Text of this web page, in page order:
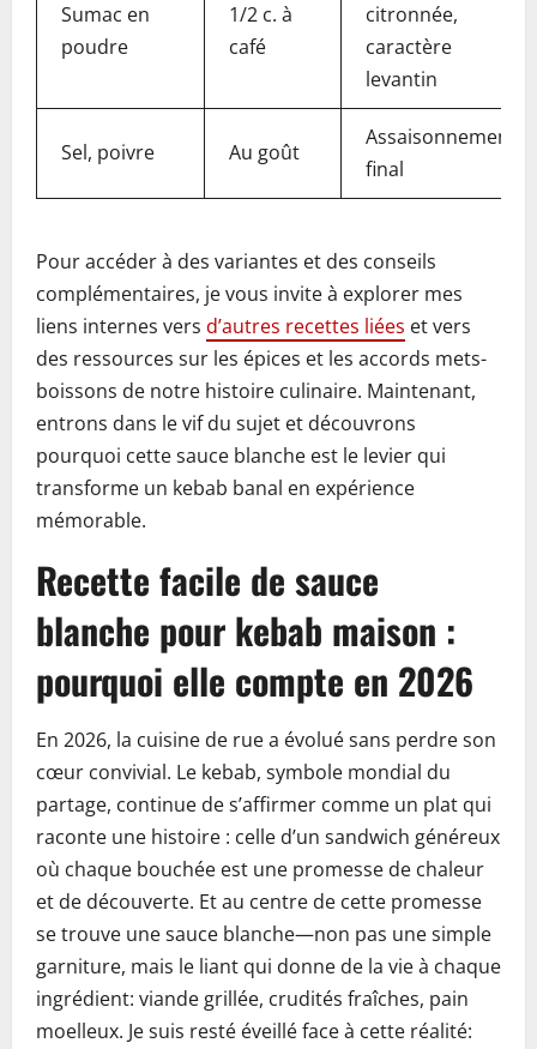
Sumac en
poudre
1/2 c. à
café
citronnée,
caractère
levantin
Sel, poivre Au goût
Assaisonnement
final
Pour accéder à des variantes et des conseils
complémentaires, je vous invite à explorer mes
liens internes vers d’autres recettes liées et vers
des ressources sur les épices et les accords mets-
boissons de notre histoire culinaire. Maintenant,
entrons dans le vif du sujet et découvrons
pourquoi cette sauce blanche est le levier qui
transforme un kebab banal en expérience
mémorable.
Recette facile de sauce
blanche pour kebab maison :
pourquoi elle compte en 2026
En 2026, la cuisine de rue a évolué sans perdre son
cœur convivial. Le kebab, symbole mondial du
partage, continue de s’affirmer comme un plat qui
raconte une histoire : celle d’un sandwich généreux
où chaque bouchée est une promesse de chaleur
et de découverte. Et au centre de cette promesse
se trouve une sauce blanche—non pas une simple
garniture, mais le liant qui donne de la vie à chaque
ingrédient: viande grillée, crudités fraîches, pain
moelleux. Je suis resté éveillé face à cette réalité: